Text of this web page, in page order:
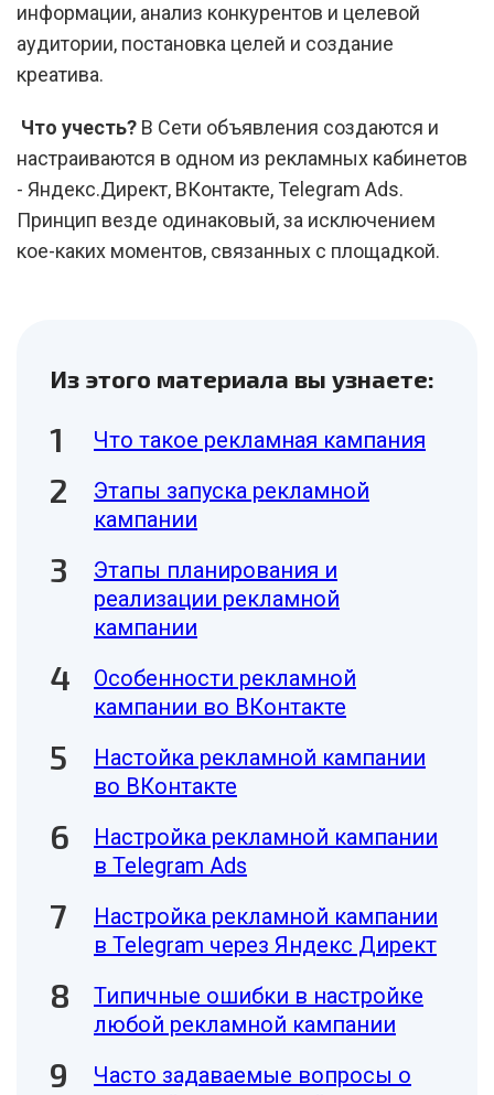
информации, анализ конкурентов и целевой
аудитории, постановка целей и создание
креатива.
Что учесть? В Сети объявления создаются и
настраиваются в одном из рекламных кабинетов
- Яндекс.Директ, ВКонтакте, Telegram Ads.
Принцип везде одинаковый, за исключением
кое-каких моментов, связанных с площадкой.
Из этого материала вы узнаете:
Что такое рекламная кампания
Этапы запуска рекламной
кампании
Этапы планирования и
реализации рекламной
кампании
Особенности рекламной
кампании во ВКонтакте
Настойка рекламной кампании
во ВКонтакте
Настройка рекламной кампании
в Telegram Ads
Настройка рекламной кампании
в Telegram через Яндекс Директ
Типичные ошибки в настройке
любой рекламной кампании
Часто задаваемые вопросы о